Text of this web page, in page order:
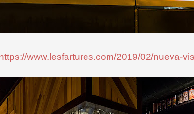
https://www.lesfartures.com/2019/02/nueva-